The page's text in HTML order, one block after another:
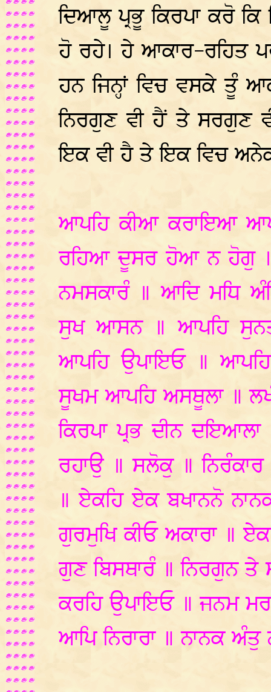
ਦਿਆਲੂ ਪ੍ਰਭੂ ਕਿਰਪਾ ਕਰੋ
ਹੋ ਰਹੇ। ਹੇ ਆਕਾਰ-ਰਹਿਤ
ਹਨ ਜਿਨ੍ਹਾਂ ਵਿਚ ਵਸਕੇ ਤੂੰ
ਨਿਰਗੁਣ ਵੀ ਹੈਂ ਤੇ ਸਰਗੁਣ
ਇਕ ਵੀ ਹੈ ਤੇ ਇਕ ਵਿਚ
ਆਪਹਿ ਕੀਆ ਕਰਾਇਆ
ਰਹਿਆ ਦੂਸਰ ਹੋਆ ਨ ਹੋਗੁ
ਨਮਸਕਾਰੰ ॥ ਆਦਿ ਮਧਿ
ਸੁਖ ਆਸਨ ॥ ਆਪਹਿ
ਆਪਹਿ ਉਪਾਇਓ ॥
ਸੂਖਮ ਆਪਹਿ ਅਸਥੂਲਾ ॥
ਕਿਰਪਾ ਪ੍ਰਭ ਦੀਨ
ਰਹਾਉ ॥ ਸਲੋਕੁ ॥
॥ ਏਕਹਿ ਏਕ ਬਖਾਨਨੋ
ਗੁਰਮੁਖਿ ਕੀਓ ਅਕਾਰਾ ॥
ਗੁਣ ਬਿਸਥਾਰੰ ॥ ਨਿਰਗੁਨ ਤੇ
ਕਰਹਿ ਉਪਾਇਓ ॥ ਜਨਮ
ਆਪਿ ਨਿਰਾਰਾ ॥ ਨਾਨਕ ਅੰਤੁ